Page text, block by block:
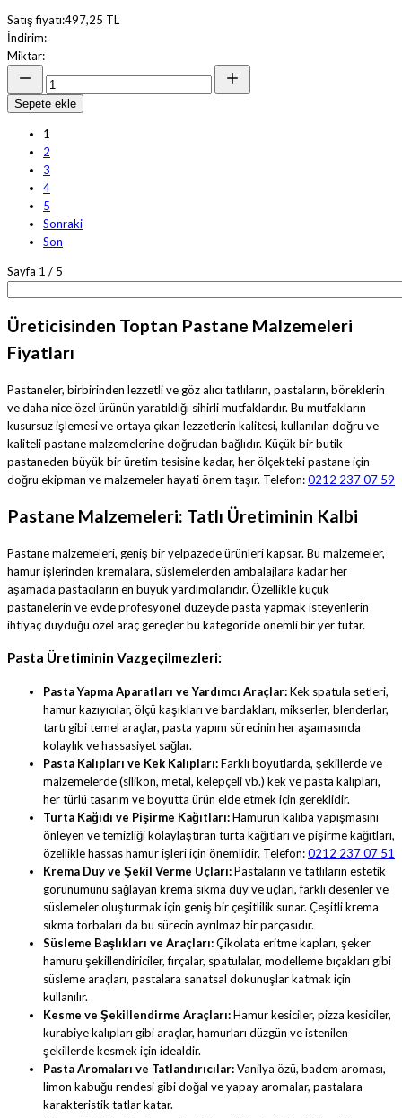
Satış fiyatı:497,25 TL
İndirim:
Miktar:
Sepete ekle
1
2
3
4
5
Sonraki
Son
Sayfa 1 / 5
Üreticisinden Toptan Pastane Malzemeleri
Fiyatları
Pastaneler, birbirinden lezzetli ve göz alıcı tatlıların, pastaların, böreklerin
ve daha nice özel ürünün yaratıldığı sihirli mutfaklardır. Bu mutfakların
kusursuz işlemesi ve ortaya çıkan lezzetlerin kalitesi, kullanılan doğru ve
kaliteli pastane malzemelerine doğrudan bağlıdır. Küçük bir butik
pastaneden büyük bir üretim tesisine kadar, her ölçekteki pastane için
doğru ekipman ve malzemeler hayati önem taşır. Telefon:0212 237 07 59
Pastane Malzemeleri: Tatlı Üretiminin Kalbi
Pastane malzemeleri, geniş bir yelpazede ürünleri kapsar. Bu malzemeler,
hamur işlerinden kremalara, süslemelerden ambalajlara kadar her
aşamada pastacıların en büyük yardımcılarıdır. Özellikle küçük
pastanelerin ve evde profesyonel düzeyde pasta yapmak isteyenlerin
ihtiyaç duyduğu özel araç gereçler bu kategoride önemli bir yer tutar.
Pasta Üretiminin Vazgeçilmezleri:
Pasta Yapma Aparatları ve Yardımcı Araçlar:Kek spatula setleri,
hamur kazıyıcılar, ölçü kaşıkları ve bardakları, mikserler, blenderlar,
tartı gibi temel araçlar, pasta yapım sürecinin her aşamasında
kolaylık ve hassasiyet sağlar.
Pasta Kalıpları ve Kek Kalıpları:Farklı boyutlarda, şekillerde ve
malzemelerde (silikon, metal, kelepçeli vb.) kek ve pasta kalıpları,
her türlü tasarım ve boyutta ürün elde etmek için gereklidir.
Turta Kağıdı ve Pişirme Kağıtları:Hamurun kalıba yapışmasını
önleyen ve temizliği kolaylaştıran turta kağıtları ve pişirme kağıtları,
özellikle hassas hamur işleri için önemlidir. Telefon:0212 237 07 51
Krema Duy ve Şekil Verme Uçları:Pastaların ve tatlıların estetik
görünümünü sağlayan krema sıkma duy ve uçları, farklı desenler ve
süslemeler oluşturmak için geniş bir çeşitlilik sunar. Çeşitli krema
sıkma torbaları da bu sürecin ayrılmaz bir parçasıdır.
Süsleme Başlıkları ve Araçları:Çikolata eritme kapları, şeker
hamuru şekillendiriciler, fırçalar, spatulalar, modelleme bıçakları gibi
süsleme araçları, pastalara sanatsal dokunuşlar katmak için
kullanılır.
Kesme ve Şekillendirme Araçları:Hamur kesiciler, pizza kesiciler,
kurabiye kalıpları gibi araçlar, hamurları düzgün ve istenilen
şekillerde kesmek için idealdir.
Pasta Aromaları ve Tatlandırıcılar:Vanilya özü, badem aroması,
limon kabuğu rendesi gibi doğal ve yapay aromalar, pastalara
karakteristik tatlar katar.